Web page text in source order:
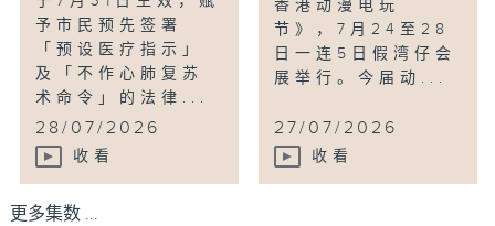
予市民预先签署
「预设医疗指示」
及「不作心肺复苏
术命令」的法律...
28/07/2026
收看
香港动漫电玩
节》，7月24至28
日一连5日假湾仔会
展举行。今届动...
27/07/2026
收看
更多集数 ...